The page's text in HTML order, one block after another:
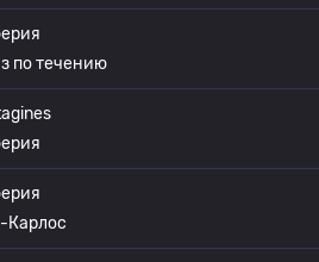
по течению
Карлос